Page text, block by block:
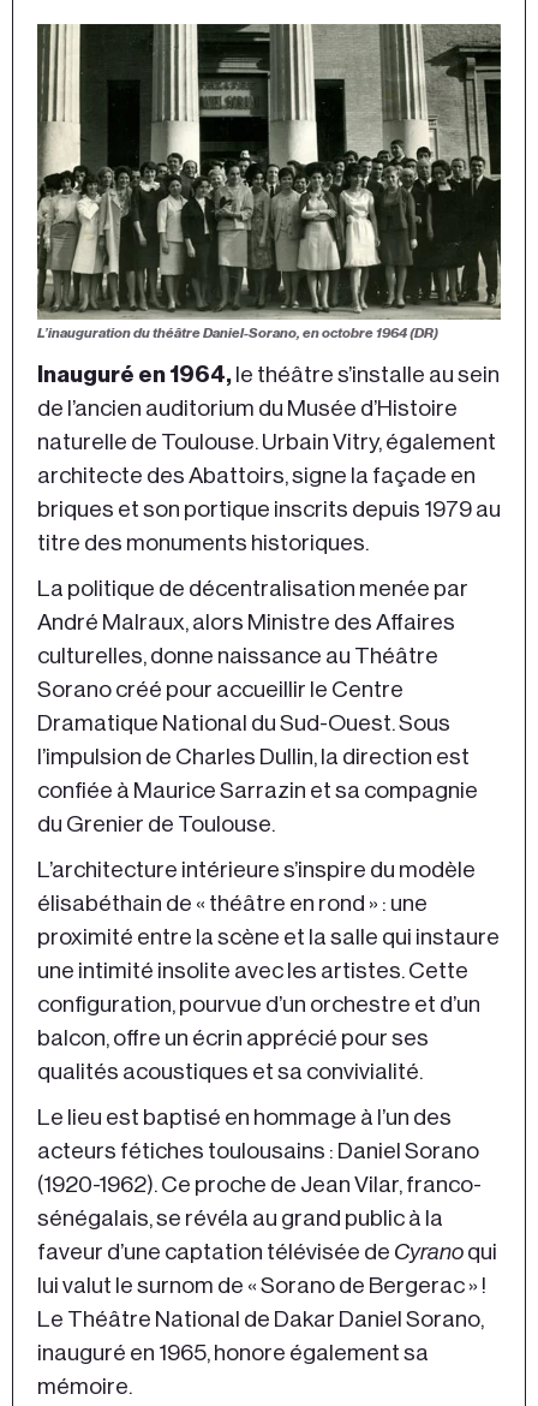
L’inauguration du théâtre Daniel-Sorano, en octobre 1964 (DR)
Inauguré en 1964, le théâtre s’installe au sein
de l’ancien auditorium du Musée d’Histoire
naturelle de Toulouse. Urbain Vitry, également
architecte des Abattoirs, signe la façade en
briques et son portique inscrits depuis 1979 au
titre des monuments historiques.
La politique de décentralisation menée par
André Malraux, alors Ministre des Affaires
culturelles, donne naissance au Théâtre
Sorano créé pour accueillir le Centre
Dramatique National du Sud-Ouest. Sous
l’impulsion de Charles Dullin, la direction est
confiée à Maurice Sarrazin et sa compagnie
du Grenier de Toulouse.
L’architecture intérieure s’inspire du modèle
élisabéthain de « théâtre en rond » : une
proximité entre la scène et la salle qui instaure
une intimité insolite avec les artistes. Cette
configuration, pourvue d’un orchestre et d’un
balcon, offre un écrin apprécié pour ses
qualités acoustiques et sa convivialité.
Le lieu est baptisé en hommage à l’un des
acteurs fétiches toulousains : Daniel Sorano
(1920-1962). Ce proche de Jean Vilar, franco-
sénégalais, se révéla au grand public à la
faveur d’une captation télévisée de Cyrano qui
lui valut le surnom de « Sorano de Bergerac » !
Le Théâtre National de Dakar Daniel Sorano,
inauguré en 1965, honore également sa
mémoire.